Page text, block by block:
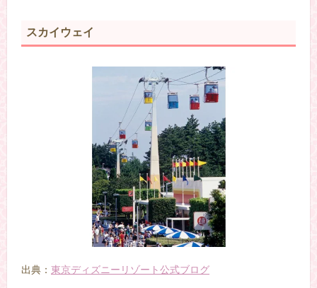
スカイウェイ
出典： 東京ディズニーリゾート公式ブログ